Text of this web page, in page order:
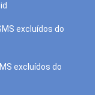
excluídos do
excluídos do